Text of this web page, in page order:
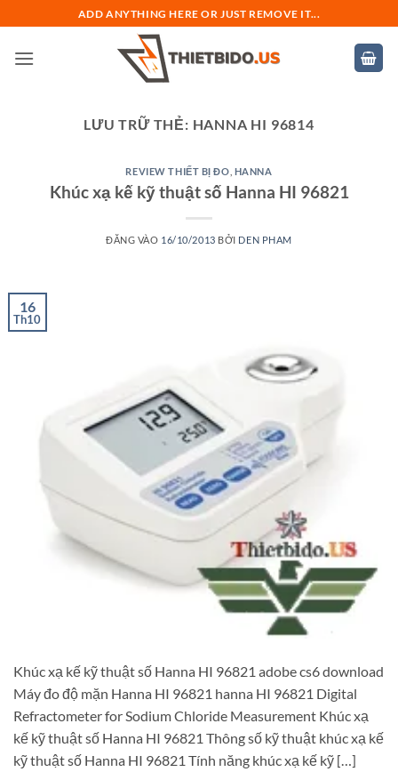
qua
nội
ADD ANYTHING HERE OR JUST REMOVE IT...
LƯU TRỮ THẺ: HANNA HI 96814
REVIEW THIẾT BỊ ĐO HANNA
Khúc xạ kế kỹ thuật số Hanna HI 96821
ĐĂNG VÀO 16/10/2013 BỞI DEN PHAM
16
Th10
Khúc xạ kế kỹ thuật số Hanna HI 96821 adobe cs6 download
Máy đo độ mặn Hanna HI 96821 hanna HI 96821 Digital
Refractometer for Sodium Chloride Measurement Khúc xạ
kế kỹ thuật số Hanna HI 96821 Thông số kỹ thuật khúc xạ kế
kỹ thuật số Hanna HI 96821 Tính năng khúc xạ kế kỹ […]